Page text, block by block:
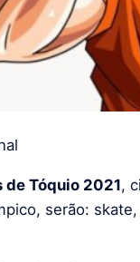
Tóquio 2021,
serão: